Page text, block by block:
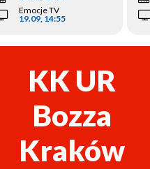
Emocje TV
19.09, 14:55
KK UR
Bozza
Kraków